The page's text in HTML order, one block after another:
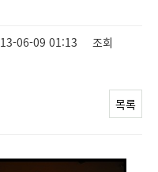
13-06-09 01:13
조회
목록